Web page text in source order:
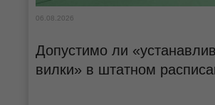
06.08.2026
Допустимо ли
вилки» в штатном